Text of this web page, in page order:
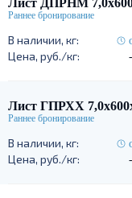
Лист ДПРНМ
-
Лист ГПРХХ
-